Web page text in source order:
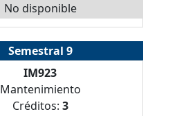
No disponible
Semestral 9
IM923
Mantenimiento
Créditos: 3